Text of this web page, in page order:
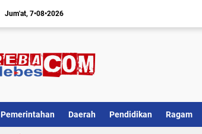
Jum'at 7•08•2026
Pemerintahan Daerah Pendidikan Ragam